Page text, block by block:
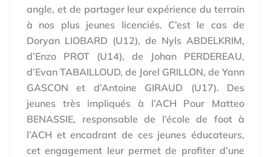
angle, et de partager leur expérience du terrain
à nos plus jeunes licenciés. C’est le cas de
Doryan LIOBARD (U12), de Nyls ABDELKRIM,
d’Enzo PROT (U14), de Johan PERDEREAU,
d’Evan TABAILLOUD, de Jorel GRILLON, de Yann
GASCON et d’Antoine GIRAUD (U17). Des
jeunes très impliqués à l’ACH Pour Matteo
BENASSIE, responsable de l’école de foot à
l’ACH et encadrant de ces jeunes éducateurs,
cet engagement leur permet de profiter d’une